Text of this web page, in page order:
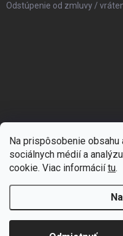
Na prispôsobenie
sociálnych médií a
cookie. Viac informáciítu.
Odstúpenie od zmluvy /
Copyright 2026SUPERLIEK.